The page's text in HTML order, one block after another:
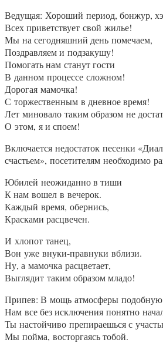
Ведущая: Хороший период, бонжур,
Всех приветствует свой жилье!
Мы на сегодняшний день помечаем,
Поздравляем и подзакушу!
Помогать нам станут гости
В данном процессе сложном!
Дорогая мамочка!
С торжественным в дневное время!
Лет миновало таким образом не
О этом, я и споем!
Включается недостаток песенки
счастьем», посетителям необходимо
Юбилей неожиданно в тиши
К нам вошел в вечерок.
Каждый время, обернись,
Красками расцвечен.
И хлопот танец,
Вон уже внуки-правнуки вблизи.
Ну, а мамочка расцветает,
Выглядит таким образом младо!
Припев: В мощь атмосферы подобную
Нам все без исключения понятно
Ты настойчиво препираешься с
Мы пойма, восторгаясь тобой.